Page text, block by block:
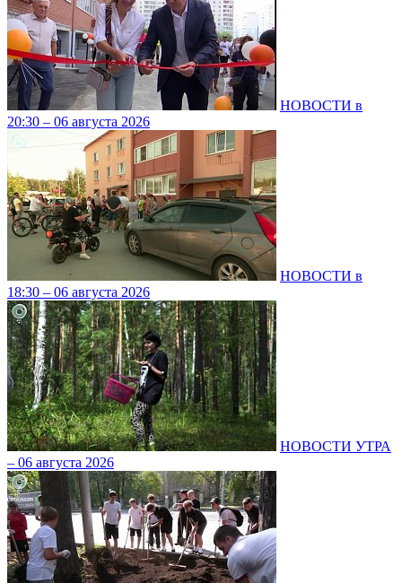
НОВОСТИ в
20:30 – 06 августа 2026
НОВОСТИ в
18:30 – 06 августа 2026
НОВОСТИ УТРА
– 06 августа 2026